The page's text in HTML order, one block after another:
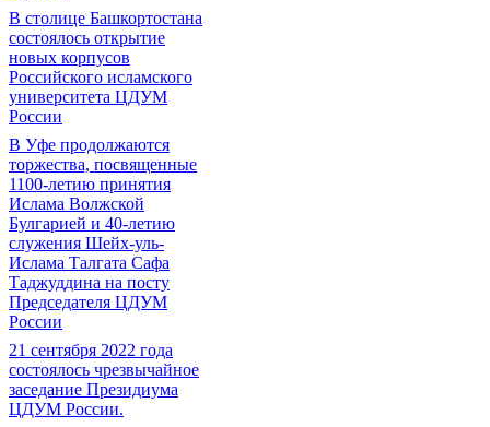
В столице Башкортостана
состоялось открытие
новых корпусов
Российского исламского
университета ЦДУМ
России
В Уфе продолжаются
торжества, посвященные
1100-летию принятия
Ислама Волжской
Булгарией и 40-летию
служения Шейх-уль-
Ислама Талгата Сафа
Таджуддина на посту
Председателя ЦДУМ
России
21 сентября 2022 года
состоялось чрезвычайное
заседание Президиума
ЦДУМ России.